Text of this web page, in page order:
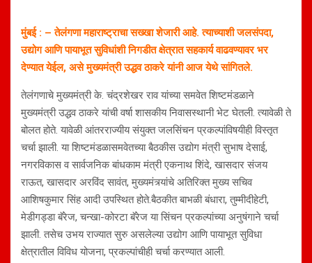
मुंबई : – तेलंगणा महाराष्ट्राचा सख्खा शेजारी आहे. त्याच्याशी जलसंपदा,
उद्योग आणि पायाभूत सुविधांशी निगडीत क्षेत्रात सहकार्य वाढवण्यावर भर
देण्यात येईल, असे मुख्यमंत्री उद्धव ठाकरे यांनी आज येथे सांगितले.
तेलंगणाचे मुख्यमंत्री के. चंद्रशेखर राव यांच्या समवेत शिष्टमंडळाने
मुख्यमंत्री उद्धव ठाकरे यांची वर्षा शासकीय निवासस्थानी भेट घेतली. त्यावेळी ते
बोलत होते. यावेळी आंतरराज्यीय संयुक्त जलसिंचन प्रकल्पांविषयीही विस्तृत
चर्चा झाली. या शिष्टमंडळासमवेतच्या बैठकीस उद्योग मंत्री सुभाष देसाई,
नगरविकास व सार्वजनिक बांधकाम मंत्री एकनाथ शिंदे, खासदार संजय
राऊत, खासदार अरविंद सावंत, मुख्यमंत्र्यांचे अतिरिक्त मुख्य सचिव
आशिषकुमार सिंह आदी उपस्थित होते.बैठकीत बाभळी बंधारा, तुम्मीदीहेटी,
मेडीगड्डा बॅरेज, चन्खा-कोरटा बॅरेज या सिंचन प्रकल्पांच्या अनुषंगाने चर्चा
झाली. तसेच उभय राज्यात सुरु असलेल्या उद्योग आणि पायाभूत सुविधा
क्षेत्रातील विविध योजना, प्रकल्पांचीही चर्चा करण्यात आली.